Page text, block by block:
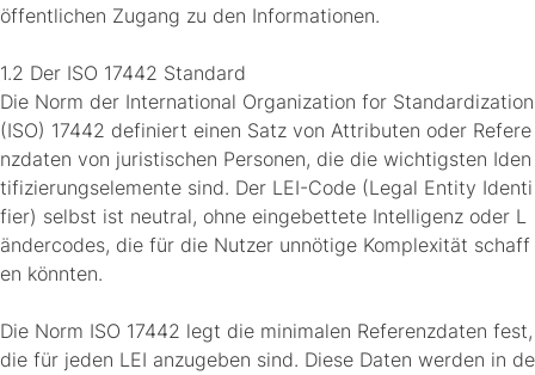
öffentlichen Zugang zu den Informationen.
1.2 Der ISO 17442 Standard
Die Norm der International Organization for Standardization
(ISO) 17442 definiert einen Satz von Attributen oder Refere
nzdaten von juristischen Personen, die die wichtigsten Iden
tifizierungselemente sind. Der LEI-Code (Legal Entity Identi
fier) selbst ist neutral, ohne eingebettete Intelligenz oder L
ändercodes, die für die Nutzer unnötige Komplexität schaff
en könnten.
Die Norm ISO 17442 legt die minimalen Referenzdaten fest,
die für jeden LEI anzugeben sind. Diese Daten werden in de